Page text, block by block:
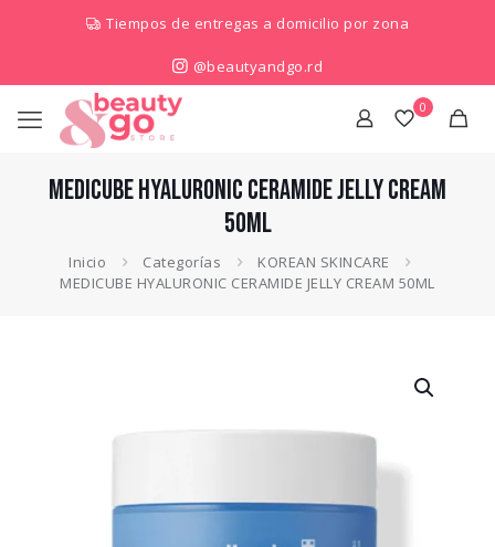
Tiempos de entregas a domicilio por zona
@beautyandgo.rd
0
MEDICUBE HYALURONIC CERAMIDE JELLY CREAM
50ML
Inicio Categorías
KOREAN SKINCARE
MEDICUBE HYALURONIC CERAMIDE JELLY CREAM 50ML